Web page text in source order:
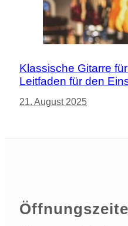
Klassische Gitarre
Leitfaden für den
21. August 2025